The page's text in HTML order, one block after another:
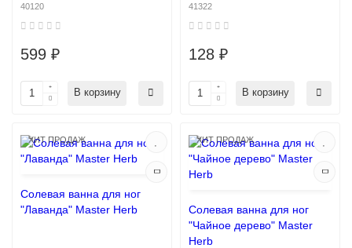
40120
599 ₽
В корзину
41322
128 ₽
В корзину
ХИТ ПРОДАЖ
Солевая ванна для ног
"Лаванда" Master Herb
ХИТ ПРОДАЖ
Солевая ванна для ног
"Чайное дерево" Master
Herb